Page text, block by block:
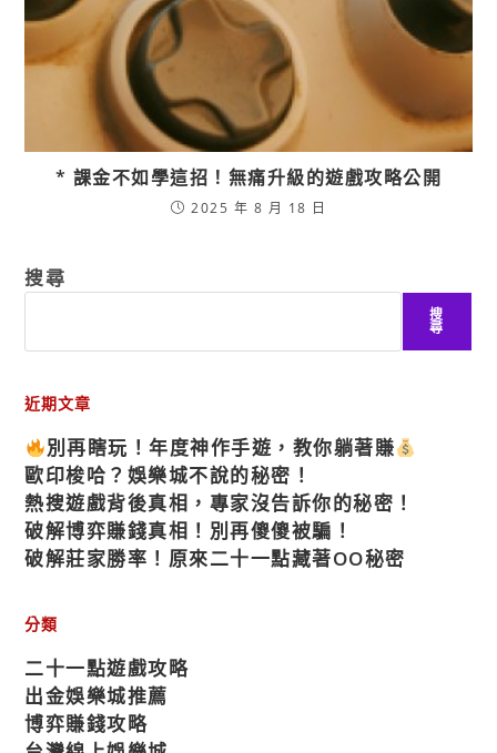
* 課金不如學這招！無痛升級的遊戲攻略公開
2025 年 8 月 18 日
搜尋
搜
尋
近期文章
別再瞎玩！年度神作手遊，教你躺著賺
歐印梭哈？娛樂城不說的秘密！
熱搜遊戲背後真相，專家沒告訴你的秘密！
破解博弈賺錢真相！別再傻傻被騙！
破解莊家勝率！原來二十一點藏著OO秘密
分類
二十一點遊戲攻略
出金娛樂城推薦
博弈賺錢攻略